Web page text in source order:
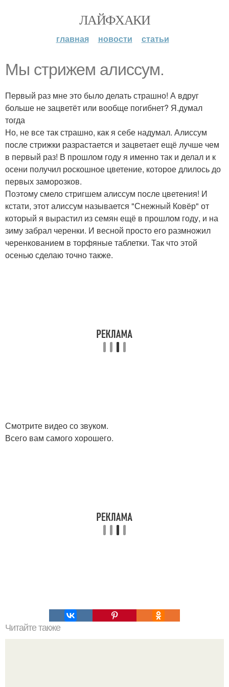
ЛАЙФХАКИ
главная новости статьи
Мы стрижем алиссум.
Первый раз мне это было делать страшно! А вдруг
больше не зацветёт или вообще погибнет? Я.думал
тогда
Но, не все так страшно, как я себе надумал. Алиссум
после стрижки разрастается и зацветает ещё лучше чем
в первый раз! В прошлом году я именно так и делал и к
осени получил роскошное цветение, которое длилось до
первых заморозков.
Поэтому смело стригшем алиссум после цветения! И
кстати, этот алиссум называется "Снежный Ковёр" от
который я вырастил из семян ещё в прошлом году, и на
зиму забрал черенки. И весной просто его размножил
черенкованием в торфяные таблетки. Так что этой
осенью сделаю точно также.
Смотрите видео со звуком.
Всего вам самого хорошего.
Читайте также